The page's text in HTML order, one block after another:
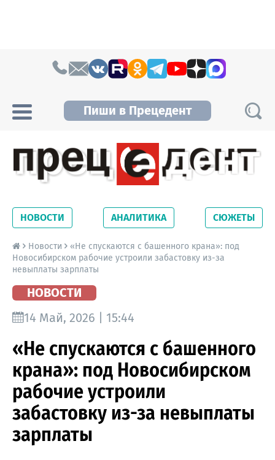
Пиши в Прецедент
Новосибирской области. Читайте свежие
новости на сайте сетевого издания
Precedent.
НОВОСТИ АНАЛИТИКА СЮЖЕТЫ
Новости
«Не спускаются с башенного крана»: под
Новосибирском рабочие устроили забастовку из-за
невыплаты зарплаты
НОВОСТИ
14 Май, 2026 | 15:44
«Не спускаются с башенного
крана»: под Новосибирском
рабочие устроили
забастовку из-за невыплаты
зарплаты